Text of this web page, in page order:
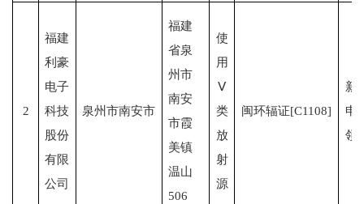
2
福建
利豪
电子
科技
股份
有限
公司
泉州市南安市
福建
省泉
州市
南安
市霞
美镇
温山
506
使
用
Ⅴ
类
放
射
源
闽环辐证[C1108]
新
申
领